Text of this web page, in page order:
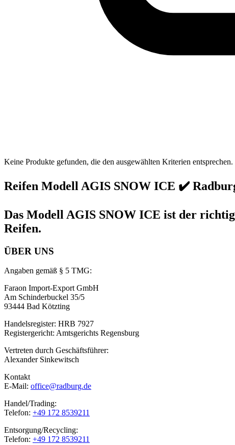
Keine Produkte gefunden, die den ausgewählten Kriterien entsprechen.
Reifen Modell AGIS SNOW ICE ✔️
Das Modell AGIS SNOW ICE ist der
Reifen.
ÜBER UNS
Angaben gemäß § 5 TMG:
Faraon Import-Export GmbH
Am Schinderbuckel 35/5
93444 Bad Kötzting
Handelsregister: HRB 7927
Registergericht: Amtsgerichts Regensburg
Vertreten durch Geschäftsführer:
Alexander Sinkewitsch
Kontakt
E-Mail: office@radburg.de
Handel/Trading:
Telefon: +49 172 8539211
Entsorgung/Recycling:
Telefon: +49 172 8539211